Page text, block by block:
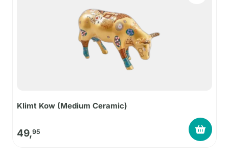
Klimt Kow (Medium Ceramic)
49,95